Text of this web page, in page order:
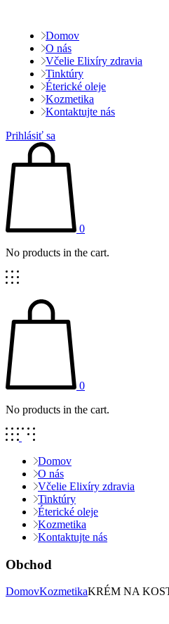
Domov
O nás
Včelie Elixíry zdravia
Tinktúry
Éterické oleje
Kozmetika
Kontaktujte nás
Prihlásiť sa
0
No products in the cart.
0
No products in the cart.
Domov
O nás
Včelie Elixíry zdravia
Tinktúry
Éterické oleje
Kozmetika
Kontaktujte nás
Obchod
DomovKozmetikaKRÉM NA